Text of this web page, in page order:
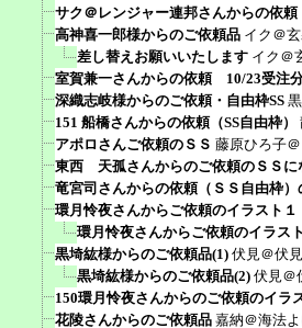
サク＠レンジャー連邦さんからの依
高神喜一郎様からのご依頼品 イク＠
差し替えお願いいたします イク＠
室賀兼一さんからの依頼 10/23受注
深織志岐様からのご依頼・自由枠SS
151 船橋さんからの依頼（SS自由枠）
アポロさんご依頼のＳＳ 藤原ひろ子
東西 天孤さんからのご依頼のＳＳに
竜宮司さんからの依頼（ＳＳ自由枠）
環月怜夜さんからご依頼のイラスト１
環月怜夜さんからご依頼のイラス
黒埼紘様からのご依頼品(1) 伏見＠伏
黒埼紘様からのご依頼品(2) 伏見＠
150環月怜夜さんからのご依頼のイラ
花陵さんからのご依頼品 嘉納＠海法